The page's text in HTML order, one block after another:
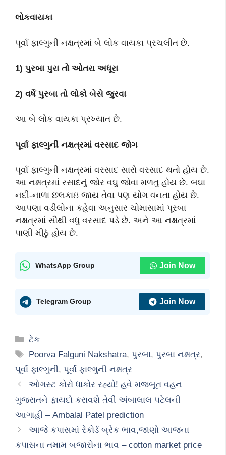
લોકવાયકા
પૂર્વા ફાલ્ગુની નક્ષત્રમાં બે લોક વાયકા પ્રચલીત છે.
1) પુરબા પુરા તો ઓતરા અધૂરા
2) વર્ષે પુરબા તો લોકો બેસે જુરવા
આ બે લોક વાયકા પ્રખ્યાત છે.
પૂર્વા ફાલ્ગુની નક્ષત્રમાં વરસાદ જોગ
પૂર્વા ફાલ્ગુની નક્ષત્રમાં વરસાદ સારો વરસાદ થતો હોય છે.
આ નક્ષત્રમાં રસાદનું જોર વઘુ જોવા મળતુ હોય છે. બઘા
નદી-નાળા છલકાઇ જાય તેવા પણ યોગ વનતા હોય છે.
આપણા વડીલોના કહેવા અનુસાર ચોમાસામાં પૂરબા
નક્ષત્રમાં સૌથી વધુ વરસાદ પડે છે. અને આ નક્ષત્રમાં
પાણી મીઠું હોય છે.
WhatsApp Group Join Now
Telegram Group Join Now
Categories
ટેક
Tags
Poorva Falguni Nakshatra,પુરબા,પુરબા નક્ષત્ર,
પૂર્વા ફાલ્ગુની, પૂર્વા ફાલ્ગુની નક્ષત્ર
ઓગસ્ટ કોરો ધાકોર રહ્યો! હવે મજબૂત વહન
ગુજરાતને ફાયદો કરાવશે તેવી અંબાલાલ પટેલની
આગાહી – Ambalal Patel prediction
આજે કપાસમાં રેકોર્ડ બ્રેક ભાવ,જાણો આજના
કપાસના તમામ બજારોના ભાવ – cotton market price